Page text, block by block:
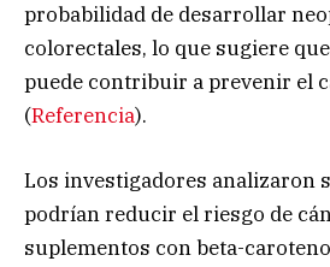
probabilidad de desarrollar
colorectales, lo que sugiere
puede contribuir a prevenir el
(Referencia).
Los investigadores analizaron
podrían reducir el riesgo de
suplementos con beta-